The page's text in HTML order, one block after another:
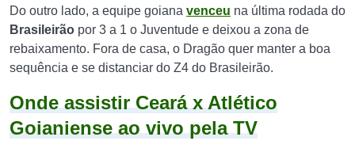
Do outro lado, a equipe goiana venceu na última rodada do
Brasileirão por 3 a 1 o Juventude e deixou a zona de
rebaixamento. Fora de casa, o Dragão quer manter a boa
sequência e se distanciar do Z4 do Brasileirão.
Onde assistir Ceará x Atlético
Goianiense ao vivo pela TV